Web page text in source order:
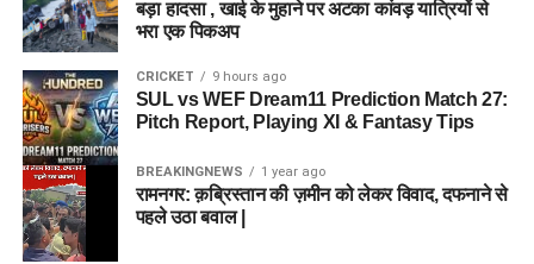
बड़ा हादसा , खाई के मुहाने पर अटका कांवड़ यात्रियों से
भरा एक पिकअप
CRICKET 9 hours ago
SUL vs WEF Dream11 Prediction Match 27:
Pitch Report, Playing XI & Fantasy Tips
BREAKINGNEWS 1 year ago
रामनगर: क़ब्रिस्तान की ज़मीन को लेकर विवाद, दफनाने से
पहले उठा बवाल |